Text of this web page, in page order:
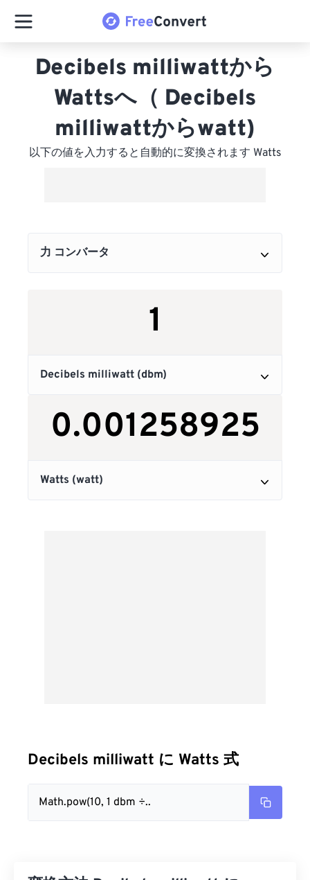
Decibels milliwattから
Wattsへ（ Decibels
milliwattからwatt)
以下の値を入力すると自動的に変換されます Watts
Decibels milliwatt に Watts 式
Math.pow(10, 1 dbm ÷..